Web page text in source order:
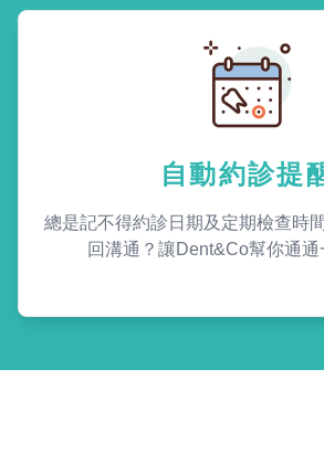
自動約診提
總是記不得約診日期及定期檢查時
回溝通？讓Dent&Co幫你通通